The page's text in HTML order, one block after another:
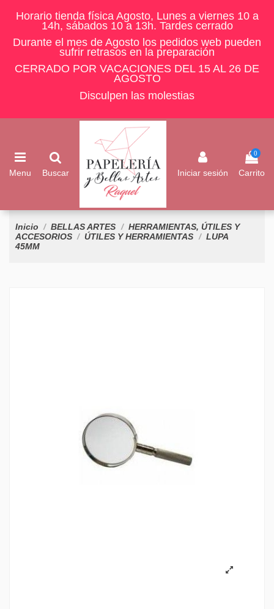
Horario tienda física Agosto, Lunes a viernes 10 a
14h, sábados 10 a 13h. Tardes cerrado
Durante el mes de Agosto los pedidos web pueden
sufrir retrasos en la preparación
CERRADO POR VACACIONES DEL 15 AL 26 DE
AGOSTO
Disculpen las molestias
Menu Buscar Iniciar sesión
0
Carrito
Inicio BELLAS ARTES
HERRAMIENTAS, ÚTILES Y
ACCESORIOS
ÚTILES Y HERRAMIENTAS
LUPA
45MM